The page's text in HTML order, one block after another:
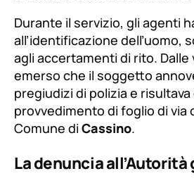
Durante il servizio, gli agenti
all’identificazione dell’uomo,
agli accertamenti di rito. Dalle
emerso che il soggetto
pregiudizi di polizia e
provvedimento di foglio di via
Comune di Cassino.
La denuncia